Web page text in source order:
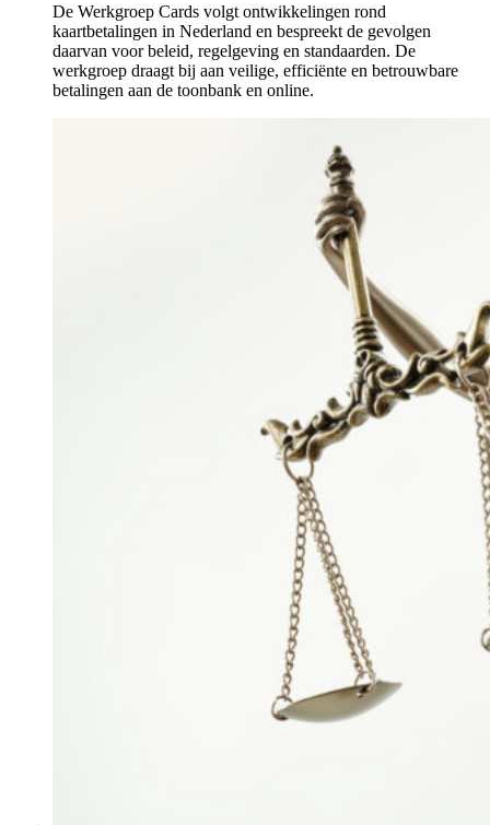
De Werkgroep Cards volgt ontwikkelingen rond
kaartbetalingen in Nederland en bespreekt de gevolgen
daarvan voor beleid, regelgeving en standaarden. De
werkgroep draagt bij aan veilige, efficiënte en betrouwbare
betalingen aan de toonbank en online.